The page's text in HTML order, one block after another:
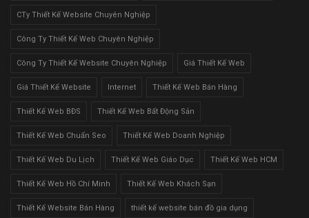
CTy Thiết Kế Website Chuyên Nghiệp
Công Ty Thiết Kế Web Chuyên Nghiệp
Công Ty Thiết Kế Website Chuyên Nghiệp Giá Thiết Kế Web
Giá Thiết Kế Website Internet Thiết Kế Web Bán Hàng
Thiết Kế Web BĐS Thiết Kế Web Bất Động Sản
Thiết Kế Web Chuẩn Seo Thiết Kế Web Doanh Nghiệp
Thiết Kế Web Du Lịch Thiết Kế Web Giáo Dục Thiết Kế Web HCM
Thiết Kế Web Hồ Chí Minh Thiết Kế Web Khách Sạn
Thiết Kế Website Bán Hàng thiết kế website bán đồ gia dụng